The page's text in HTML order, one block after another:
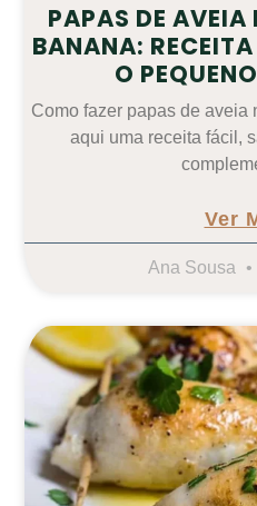
PAPAS DE
BANANA:
O
Como fazer papas de aveia
aqui uma receita fácil,
Ver
Ana Sousa